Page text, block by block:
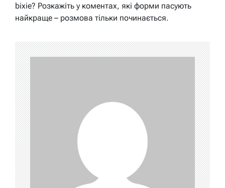
bixie? Розкажіть у коментах, які форми пасують
найкраще – розмова тільки починається.